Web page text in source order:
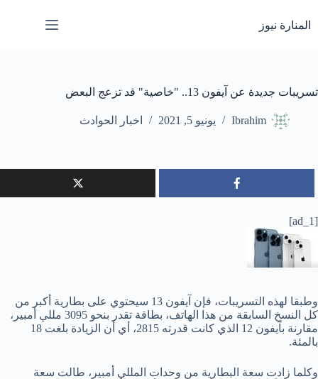
إلى
المحتوى
المنارة نيوز
تسريبات جديدة عن آيفون 13.. "خاصية" قد تزعج البعض
Ibrahim يونيو 5, 2021 اخبار الحوادث
[ad_1]
وطبقا لهذه التسريبات، فإن آيفون 13 سيحتوي على بطارية أكبر من
كل النسخ السابقة من هذا الهاتف، بطاقة تقدر بنحو 3095 مللي أمبير،
مقارنة بآيفون 12 الذي كانت قدرته 2815، أي أن الزيادة بلغت 18
بالمئة.
وكلما زادت سعة البطارية من وحدات المللي أمبير، طالت سعة